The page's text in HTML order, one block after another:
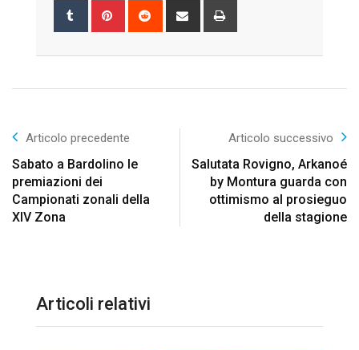
Tumblr Pinterest Reddit
Share
Articolo precedente
Sabato a Bardolino le
premiazioni dei
Campionati zonali della
XIV Zona
Articolo successivo
Salutata Rovigno, Arkanoé
by Montura guarda con
ottimismo al prosieguo
della stagione
Articoli relativi